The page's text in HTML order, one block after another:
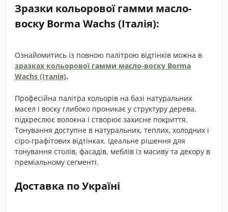
Зразки кольорової гамми масло-
воску Borma Wachs (Італія):
Ознайомитись із повною палітрою відтінків можна в
зразках кольорової гамми масло-воску Borma
Wachs (Італія).
Професійна палітра кольорів на базі натуральних
масел і воску глибоко проникає у структуру дерева,
підкреслює волокна і створює захисне покриття.
Тонування доступне в натуральних, теплих, холодних і
сіро-графітових відтінках. Ідеальне рішення для
тонування столів, фасадів, меблів із масиву та декору в
преміальному сегменті.
Доставка по Україні